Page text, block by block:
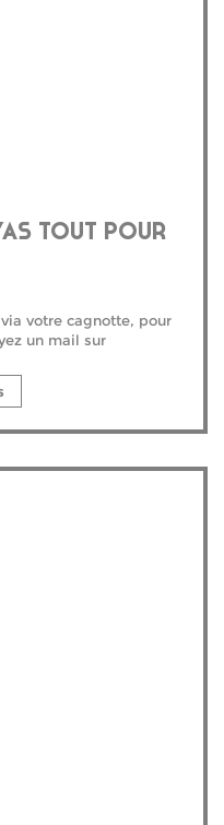
TOUT POUR
votre cagnotte, pour
un mail sur